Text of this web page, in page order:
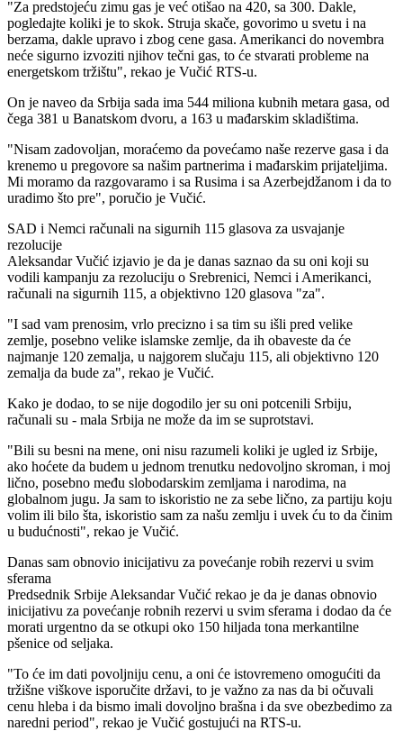
"Za predstojeću zimu gas je već otišao na 420, sa 300. Dakle,
pogledajte koliki je to skok. Struja skače, govorimo u svetu i na
berzama, dakle upravo i zbog cene gasa. Amerikanci do novembra
neće sigurno izvoziti njihov tečni gas, to će stvarati probleme na
energetskom tržištu", rekao je Vučić RTS-u.
On je naveo da Srbija sada ima 544 miliona kubnih metara gasa, od
čega 381 u Banatskom dvoru, a 163 u mađarskim skladištima.
"Nisam zadovoljan, moraćemo da povećamo naše rezerve gasa i da
krenemo u pregovore sa našim partnerima i mađarskim prijateljima.
Mi moramo da razgovaramo i sa Rusima i sa Azerbejdžanom i da to
uradimo što pre", poručio je Vučić.
SAD i Nemci računali na sigurnih 115 glasova za usvajanje
rezolucije
Aleksandar Vučić izjavio je da je danas saznao da su oni koji su
vodili kampanju za rezoluciju o Srebrenici, Nemci i Amerikanci,
računali na sigurnih 115, a objektivno 120 glasova "za".
"I sad vam prenosim, vrlo precizno i sa tim su išli pred velike
zemlje, posebno velike islamske zemlje, da ih obaveste da će
najmanje 120 zemalja, u najgorem slučaju 115, ali objektivno 120
zemalja da bude za", rekao je Vučić.
Kako je dodao, to se nije dogodilo jer su oni potcenili Srbiju,
računali su - mala Srbija ne može da im se suprotstavi.
"Bili su besni na mene, oni nisu razumeli koliki je ugled iz Srbije,
ako hoćete da budem u jednom trenutku nedovoljno skroman, i moj
lično, posebno među slobodarskim zemljama i narodima, na
globalnom jugu. Ja sam to iskoristio ne za sebe lično, za partiju koju
volim ili bilo šta, iskoristio sam za našu zemlju i uvek ću to da činim
u budućnosti", rekao je Vučić.
Danas sam obnovio inicijativu za povećanje robih rezervi u svim
sferama
Predsednik Srbije Aleksandar Vučić rekao je da je danas obnovio
inicijativu za povećanje robnih rezervi u svim sferama i dodao da će
morati urgentno da se otkupi oko 150 hiljada tona merkantilne
pšenice od seljaka.
"To će im dati povoljniju cenu, a oni će istovremeno omogućiti da
tržišne viškove isporučite državi, to je važno za nas da bi očuvali
cenu hleba i da bismo imali dovoljno brašna i da sve obezbedimo za
naredni period", rekao je Vučić gostujući na RTS-u.